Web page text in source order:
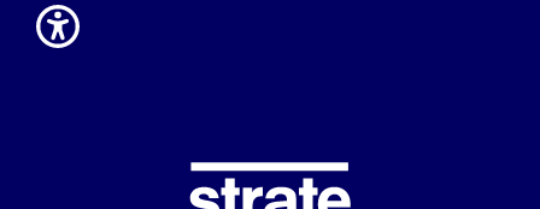
Image